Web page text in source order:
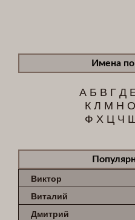
Имена
А Б В ГД
К Л М Н О
Ф Х Ц Ч
Виктор
Виталий
Дмитрий